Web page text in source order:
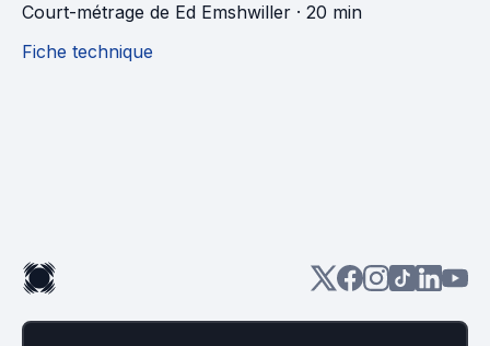
Court-métrage de Ed Emshwiller · 20 min
Fiche technique